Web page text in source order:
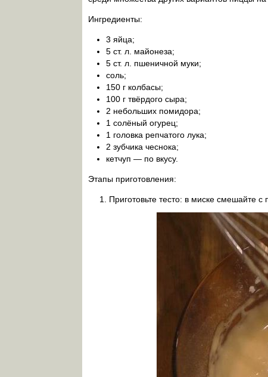
Ингредиенты:
3 яйца;
5 ст. л. майонеза;
5 ст. л. пшеничной муки;
соль;
150 г колбасы;
100 г твёрдого сыра;
2 небольших помидора;
1 солёный огурец;
1 головка репчатого лука;
2 зубчика чеснока;
кетчуп — по вкусу.
Этапы приготовления:
Приготовьте тесто: в миске смешайте